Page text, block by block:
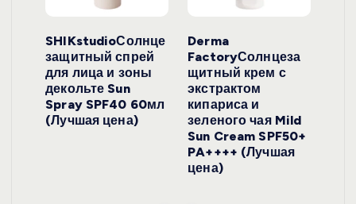
SHIKstudioСолнце
защитный спрей
для лица и зоны
декольте Sun
Spray SPF40 60мл
(Лучшая цена)
Derma
FactoryСолнцеза
щитный крем с
экстрактом
кипариса и
зеленого чая Mild
Sun Cream SPF50+
PA++++ (Лучшая
цена)